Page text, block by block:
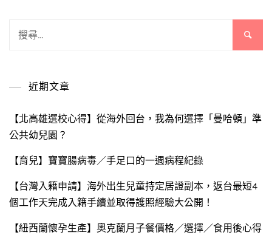
近期文章
【北高雄選校心得】從海外回台，我為何選擇「曼哈頓」準
公共幼兒園？
【育兒】寶寶腸病毒／手足口的一週病程紀錄
【台灣入籍申請】海外出生兒童持定居證副本，返台最短4
個工作天完成入籍手續並取得護照經驗大公開！
【紐西蘭懷孕生產】奧克蘭月子餐價格／選擇／食用後心得